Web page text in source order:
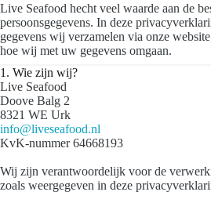
Live Seafood hecht veel waarde aan de
persoonsgegevens. In deze
gegevens wij verzamelen via onze
hoe wij met uw gegevens omgaan.
1. Wie zijn wij?
Live Seafood
Doove Balg 2
8321 WE Urk
info@liveseafood.nl
KvK-nummer 64668193
Wij zijn verantwoordelijk voor de
zoals weergegeven in deze